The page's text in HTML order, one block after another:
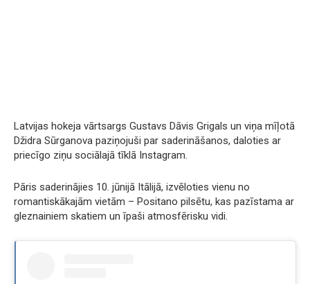
Latvijas hokeja vārtsargs Gustavs Dāvis Grigals un viņa mīļotā
Džidra Sūrganova paziņojuši par saderināšanos, daloties ar
priecīgo ziņu sociālajā tīklā Instagram.
Pāris saderinājies 10. jūnijā Itālijā, izvēloties vienu no
romantiskākajām vietām – Positano pilsētu, kas pazīstama ar
gleznainiem skatiem un īpaši atmosfērisku vidi.